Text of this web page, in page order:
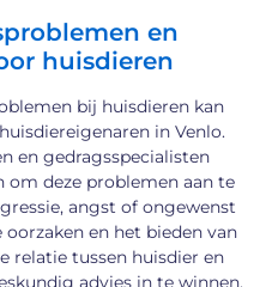
en
huisdieren
bij huisdieren kan
in Venlo.
en gedragsspecialisten
om deze problemen aan te
angst of ongewenst
en het bieden van
relatie tussen huisdier en
advies in te winnen,